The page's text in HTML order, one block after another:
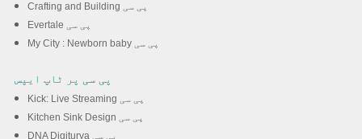
Crafting and Building پی سی
Evertale پی سی
My City : Newborn baby پی سی
پی سی پر ٹاپ ایپس
Kick: Live Streaming پی سی
Kitchen Sink Design پی سی
DNA Digiturva پی سی